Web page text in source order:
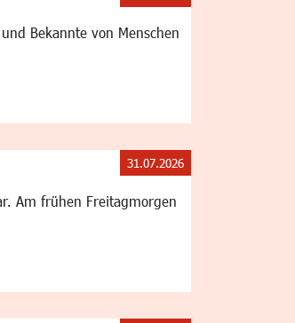
Bekannte von Menschen
Am frühen Freitagmorgen
31.07.2026